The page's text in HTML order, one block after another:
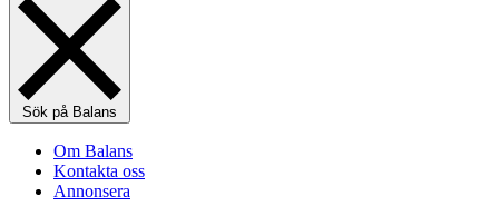
Sök på Balans
Om Balans
Kontakta oss
Annonsera